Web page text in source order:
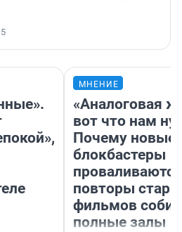
МНЕНИЕ
«Аналоговая
вот что нам
Почему новые
блокбастеры
повторы
фильмов
полные залы